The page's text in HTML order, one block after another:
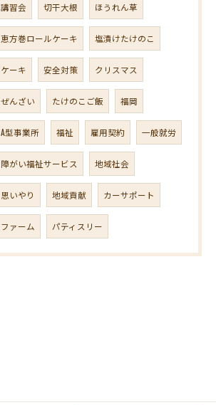
講習会 切干大根 ほうれん草
恵方巻ロールケーキ 塩漬けたけのこ
ケーキ 安全対策 クリスマス
ぜんざい たけのこご飯 福岡
A型事業所 福祉 雇用契約 一般就労
障がい福祉サービス 地域社会
思いやり 地域貢献 カーサポート
ファーム パティスリー